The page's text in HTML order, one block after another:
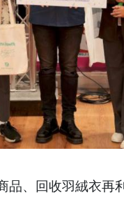
品、回收羽絨衣再